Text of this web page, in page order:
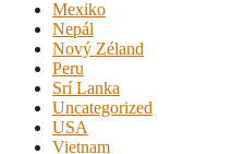
Mexiko
Nepál
Nový Zéland
Peru
Srí Lanka
Uncategorized
USA
Vietnam